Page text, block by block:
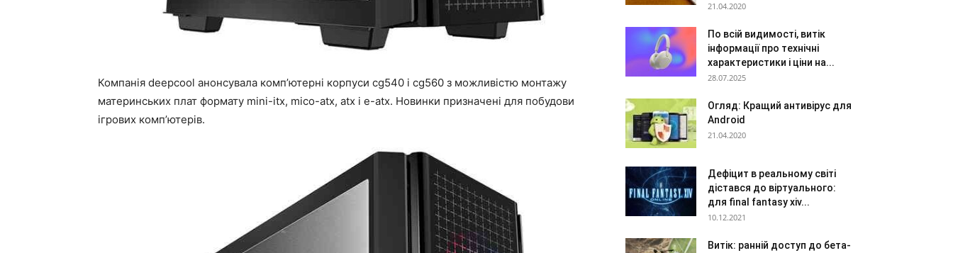
Компанія deepcool анонсувала комп’ютерні корпуси cg540 і cg560 з можливістю монтажу
материнських плат формату mini-itx, mico-atx, atx і e-atx. Новинки призначені для побудови
ігрових комп’ютерів.
21.04.2020
По всій видимості, витік
інформації про технічні
характеристики і ціни на...
28.07.2025
Огляд: Кращий антивірус для
Android
21.04.2020
Дефіцит в реальному світі
дістався до віртуального:
для final fantasy xiv...
10.12.2021
Витік: ранній доступ до бета-